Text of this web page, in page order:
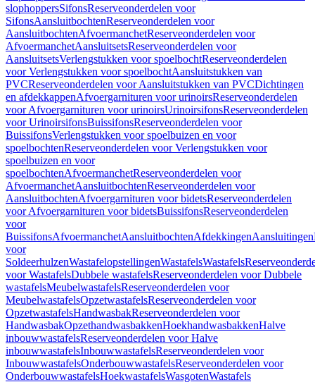
slophoppersSifonsReserveonderdelen voor
SifonsAansluitbochtenReserveonderdelen voor
AansluitbochtenAfvoermanchetReserveonderdelen voor
AfvoermanchetAansluitsetsReserveonderdelen voor
AansluitsetsVerlengstukken voor spoelbochtReserveonderdelen
voor Verlengstukken voor spoelbochtAansluitstukken van
PVCReserveonderdelen voor Aansluitstukken van PVCDichtingen
en afdekkappenAfvoergarnituren voor urinoirsReserveonderdelen
voor Afvoergarnituren voor urinoirsUrinoirsifonsReserveonderdelen
voor UrinoirsifonsBuissifonsReserveonderdelen voor
BuissifonsVerlengstukken voor spoelbuizen en voor
spoelbochtenReserveonderdelen voor Verlengstukken voor
spoelbuizen en voor
spoelbochtenAfvoermanchetReserveonderdelen voor
AfvoermanchetAansluitbochtenReserveonderdelen voor
AansluitbochtenAfvoergarnituren voor bidetsReserveonderdelen
voor Afvoergarnituren voor bidetsBuissifonsReserveonderdelen
voor
BuissifonsAfvoermanchetAansluitbochtenAfdekkingenAansluitingen
voor
SoldeerhulzenWastafelopstellingenWastafelsWastafels
voor WastafelsDubbele wastafelsReserveonderdelen voor Dubbele
wastafelsMeubelwastafelsReserveonderdelen voor
MeubelwastafelsOpzetwastafelsReserveonderdelen voor
OpzetwastafelsHandwasbakReserveonderdelen voor
HandwasbakOpzethandwasbakkenHoekhandwasbakkenHalve
inbouwwastafelsReserveonderdelen voor Halve
inbouwwastafelsInbouwwastafelsReserveonderdelen voor
InbouwwastafelsOnderbouwwastafelsReserveonderdelen voor
OnderbouwwastafelsHoekwastafelsWasgotenWastafels